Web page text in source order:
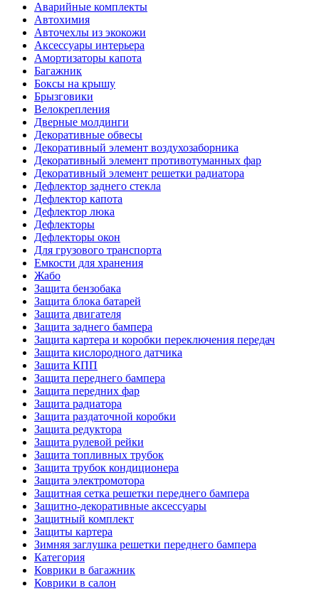
Аварийные комплекты
Автохимия
Авточехлы из экокожи
Аксессуары интерьера
Амортизаторы капота
Багажник
Боксы на крышу
Брызговики
Велокрепления
Дверные молдинги
Декоративные обвесы
Декоративный элемент воздухозаборника
Декоративный элемент противотуманных фар
Декоративный элемент решетки радиатора
Дефлектор заднего стекла
Дефлектор капота
Дефлектор люка
Дефлекторы
Дефлекторы окон
Для грузового транспорта
Емкости для хранения
Жабо
Защита бензобака
Защита блока батарей
Защита двигателя
Защита заднего бампера
Защита картера и коробки переключения передач
Защита кислородного датчика
Защита КПП
Защита переднего бампера
Защита передних фар
Защита радиатора
Защита раздаточной коробки
Защита редуктора
Защита рулевой рейки
Защита топливных трубок
Защита трубок кондиционера
Защита электромотора
Защитная сетка решетки переднего бампера
Защитно-декоративные аксессуары
Защитный комплект
Защиты картера
Зимняя заглушка решетки переднего бампера
Категория
Коврики в багажник
Коврики в салон